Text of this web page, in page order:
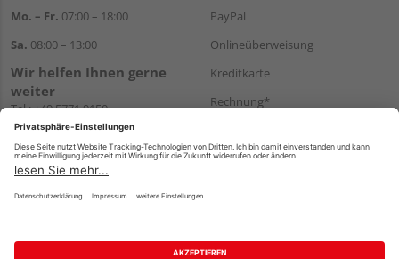
Mo. – Fr. 07:00 – 18:00
Sa. 08:00 – 13:00
Wir helfen Ihnen gerne
weiter
Tel.:+49 5771 9150
E-Mail:info@holz-hassfeld.de
WhatsApp
PayPal
Onlineüberweisung
Kreditkarte
Rechnung*
Versand
Impressum AGB Widerruf Datenschutz